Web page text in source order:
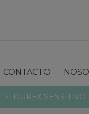
CONTACTO
> DUREX